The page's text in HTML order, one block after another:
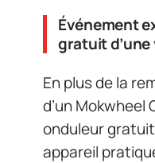
Événement
gratuit d’une
En plus de la
d’un Mokwheel
onduleur
appareil